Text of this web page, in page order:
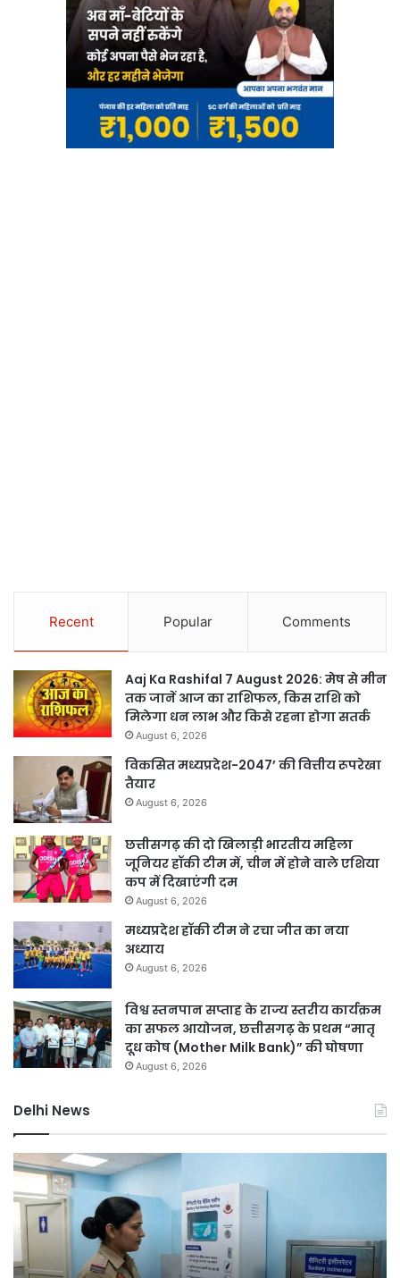
Recent Popular Comments
Aaj Ka Rashifal 7 August 2026: मेष से मीन
तक जानें आज का राशिफल, किस राशि को
मिलेगा धन लाभ और किसे रहना होगा सतर्क
August 6, 2026
विकसित मध्यप्रदेश-2047’ की वित्तीय रूपरेखा
तैयार
August 6, 2026
छत्तीसगढ़ की दो खिलाड़ी भारतीय महिला
जूनियर हॉकी टीम में, चीन में होने वाले एशिया
कप में दिखाएंगी दम
August 6, 2026
मध्यप्रदेश हॉकी टीम ने रचा जीत का नया
अध्याय
August 6, 2026
विश्व स्तनपान सप्ताह के राज्य स्तरीय कार्यक्रम
का सफल आयोजन, छत्तीसगढ़ के प्रथम “मातृ
दूध कोष (Mother Milk Bank)” की घोषणा
August 6, 2026
Delhi News
दिल्ली
कोर्ट
थानों
महिला